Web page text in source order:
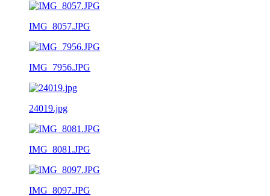
IMG_8057.JPG
IMG_7956.JPG
24019.jpg
IMG_8081.JPG
IMG_8097.JPG